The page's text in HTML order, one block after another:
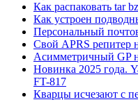
Как распаковать tar
Как устроен
Персональный
Свой APRS репитер
Асимметричный GP
Новинка 2025 года.
FT-817
Кварцы исчезают с